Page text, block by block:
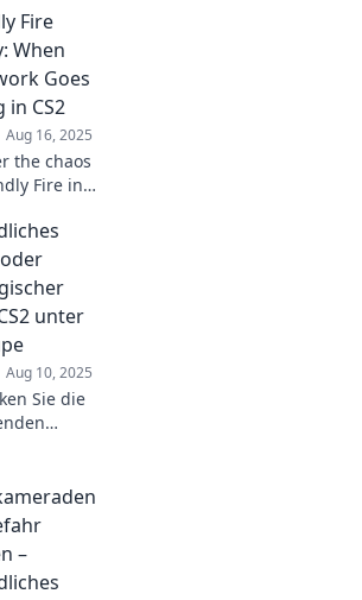
Is it
ally or
foe?
now!
Fire
When
Goes
in CS2
Aug 16, 2025
the chaos
Fire in
hilarious
when
spirals
out!
unter
Aug 10, 2025
Sie die
Witz?
Sie ein in
–